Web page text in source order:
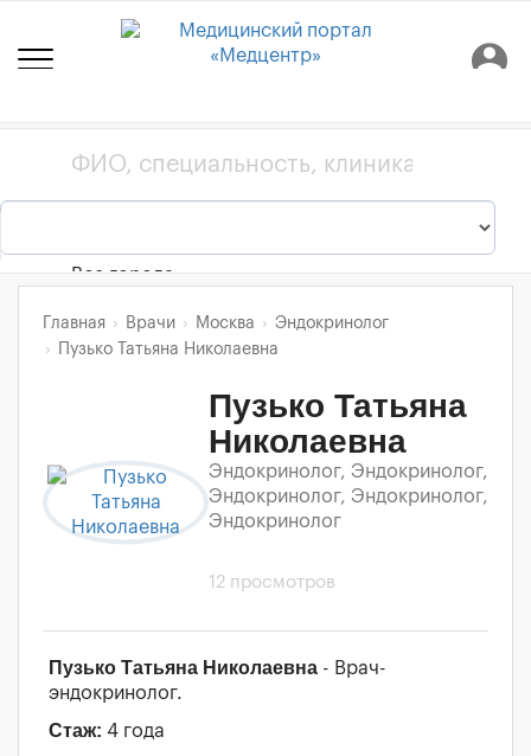
person_pin
Все города
Главная Врачи Москва
Эндокринолог
Пузько Татьяна Николаевна
Пузько Татьяна
Николаевна
Эндокринолог, Эндокринолог,
Эндокринолог, Эндокринолог,
Эндокринолог
12 просмотров
Пузько Татьяна Николаевна - Врач-
эндокринолог.
Стаж: 4 года